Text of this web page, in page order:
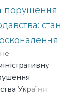
порушення
стан
Анатолій
України, з
у